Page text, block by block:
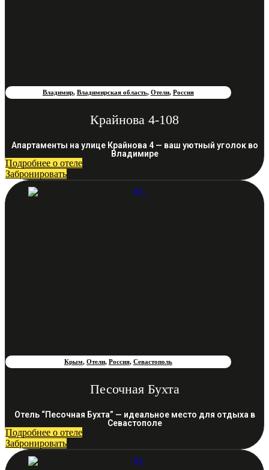
Владимир, Владимирская область, Отели, Россия
Крайнова 4-108
Апартаменты на улице Крайнова 4 — ваш уютный уголок во
Владимире
Подробнее о отеле
Забронировать
Крым, Отели, Россия, Севастополь
Песочная Бухта
Отель “Песочная Бухта” — идеальное место для отдыха в
Севастополе
Подробнее о отеле
Забронировать